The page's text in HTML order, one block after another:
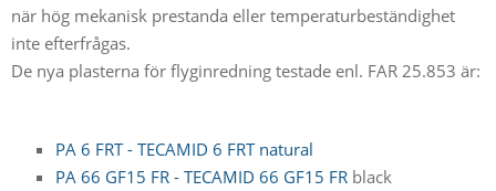
när hög mekanisk prestanda eller temperaturbeständighet
inte efterfrågas.
De nya plasterna för flyginredning testade enl. FAR 25.853 är:
PA 6 FRT - TECAMID 6 FRT natural
PA 66 GF15 FR - TECAMID 66 GF15 FR black